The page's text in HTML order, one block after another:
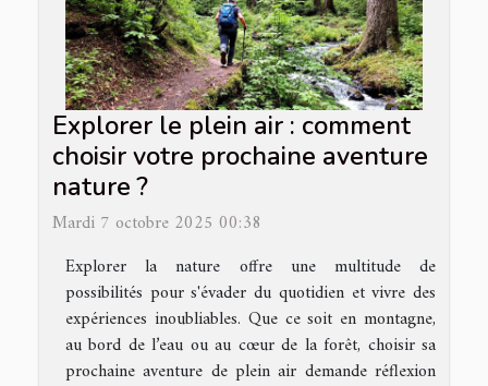
Explorer le plein air : comment
choisir votre prochaine aventure
nature ?
Mardi 7 octobre 2025 00:38
Explorer la nature offre une multitude de
possibilités pour s'évader du quotidien et vivre des
expériences inoubliables. Que ce soit en montagne,
au bord de l’eau ou au cœur de la forêt, choisir sa
prochaine aventure de plein air demande réflexion